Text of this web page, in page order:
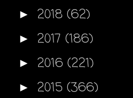
► 2018 (62)
► 2017 (186)
► 2016 (221)
► 2015 (366)